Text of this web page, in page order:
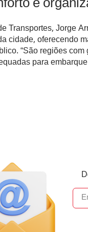
Transportes, Jorge
cidade, oferecendo
“São regiões
para